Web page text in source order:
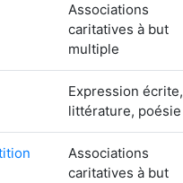
Associations
caritatives à but
multiple
Expression écrite,
littérature, poésie
Associations
caritatives à but